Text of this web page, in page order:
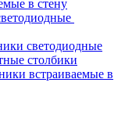
в стену
светодиодные
столбики
встраиваемые в